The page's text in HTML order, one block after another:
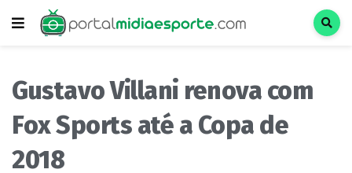
Gustavo Villani renova com
Fox Sports até a Copa de
2018